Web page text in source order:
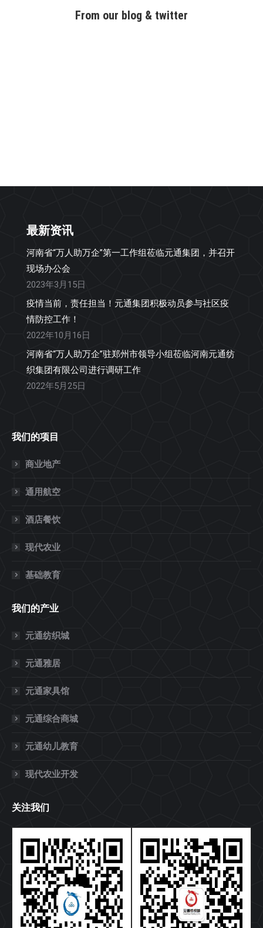
From our blog & twitter
最新资讯
河南省“万人助万企”第一工作组莅临元通集团，并召开
现场办公会
2023年3月15日
疫情当前，责任担当！元通集团积极动员参与社区疫
情防控工作！
2022年10月16日
河南省“万人助万企”驻郑州市领导小组莅临河南元通纺
织集团有限公司进行调研工作
2022年5月25日
我们的项目
商业地产
通用航空
酒店餐饮
现代农业
基础教育
我们的产业
元通纺织城
元通雅居
元通家具馆
元通综合商城
元通幼儿教育
现代农业开发
关注我们